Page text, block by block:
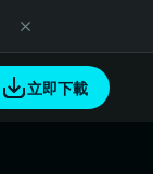
立即下載